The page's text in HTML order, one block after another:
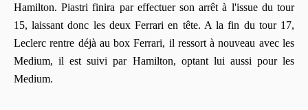
Hamilton. Piastri finira par effectuer son arrêt à l'issue du tour
15, laissant donc les deux Ferrari en tête. A la fin du tour 17,
Leclerc rentre déjà au box Ferrari, il ressort à nouveau avec les
Medium, il est suivi par Hamilton, optant lui aussi pour les
Medium.